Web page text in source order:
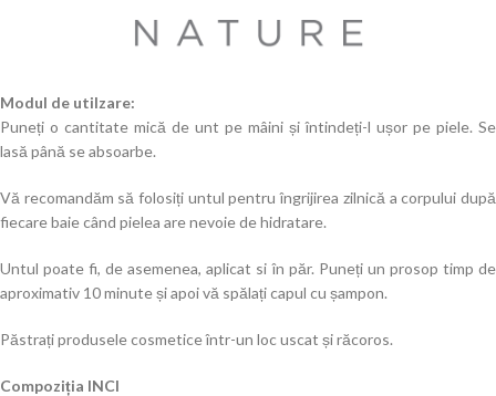
Modul de utilzare:
Puneți o cantitate mică de unt pe mâini și întindeți-l ușor pe piele. Se
lasă până se absoarbe.
Vă recomandăm să folosiți untul pentru îngrijirea zilnică a corpului după
fiecare baie când pielea are nevoie de hidratare.
Untul poate fi, de asemenea, aplicat si în păr. Puneți un prosop timp de
aproximativ 10 minute și apoi vă spălați capul cu șampon.
Păstrați produsele cosmetice într-un loc uscat și răcoros.
Compoziția INCI